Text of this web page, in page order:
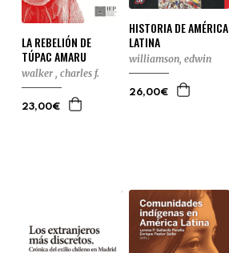
LA REBELIÓN DE
TÚPAC AMARU
walker , charles f.
23,00€
HISTORIA DE AMÉRICA
LATINA
williamson, edwin
26,00€